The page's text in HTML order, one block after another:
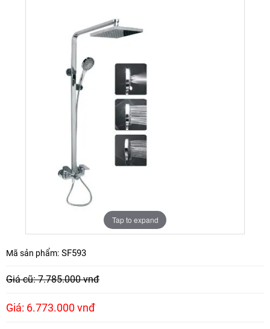
Tap to expand
Mã sản phẩm: SF593
Giá cũ: 7.785.000 vnđ
Giá: 6.773.000 vnđ